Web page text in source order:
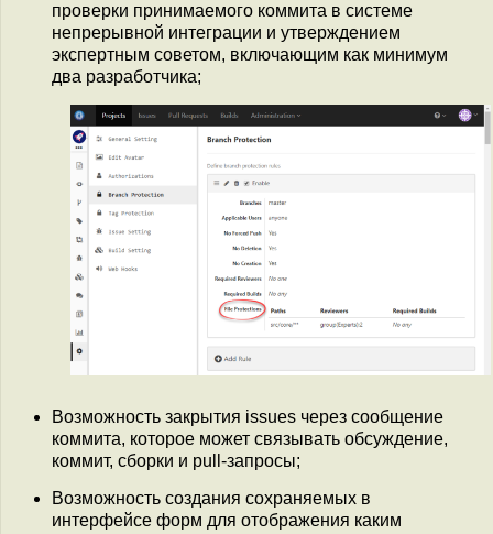
проверки принимаемого коммита в системе
непрерывной интеграции и утверждением
экспертным советом, включающим как минимум
два разработчика;
Возможность закрытия issues через сообщение
коммита, которое может связывать обсуждение,
коммит, сборки и pull-запросы;
Возможность создания сохраняемых в
интерфейсе форм для отображения каким